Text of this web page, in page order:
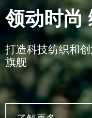
领动时尚
打造科技纺织和
旗舰